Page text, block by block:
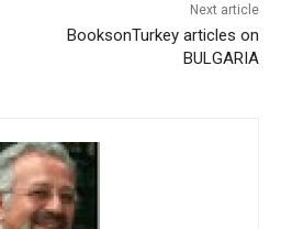
Next article
BooksonTurkey articles on
BULGARIA